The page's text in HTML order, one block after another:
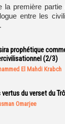
la première
entre les
prophétique
(2/3)
El Mahdi Krabch
vertus du verset du
Omarjee